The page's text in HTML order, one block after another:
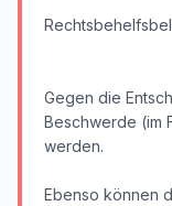
Gegen die
Beschwerde (im
werden.
Ebenso können